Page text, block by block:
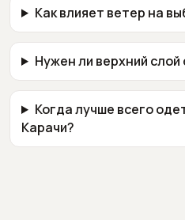
Как влияет ветер на
Нужен ли верхний слой
Когда лучше всего
Карачи?